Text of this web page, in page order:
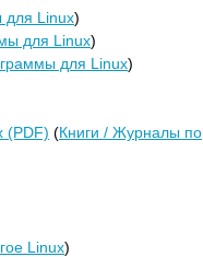
для Linux)
для Linux)
для Linux)
(PDF) (Книги / Журналы по
Linux)